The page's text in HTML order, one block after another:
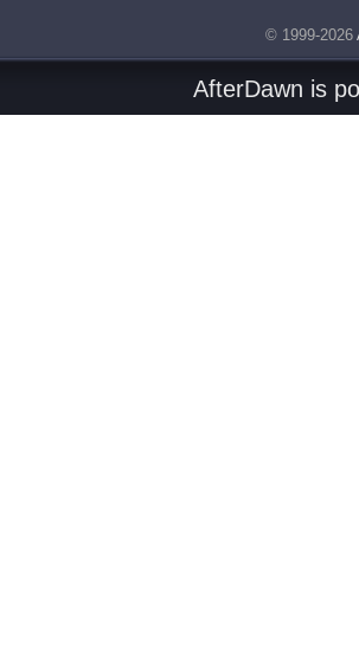
© 1999-2026
AfterDawn is